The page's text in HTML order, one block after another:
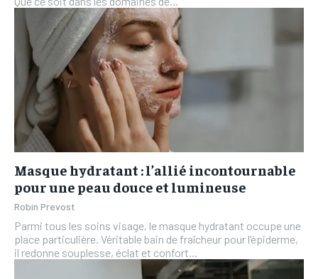
Masque hydratant : l’allié incontournable
pour une peau douce et lumineuse
Robin Prevost
Parmi tous les soins visage, le masque hydratant occupe une
place particulière. Véritable bain de fraîcheur pour l’épiderme,
il redonne souplesse, éclat et confort...